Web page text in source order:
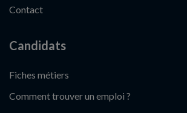
Contact
Candidats
Fiches métiers
Comment trouver un emploi ?